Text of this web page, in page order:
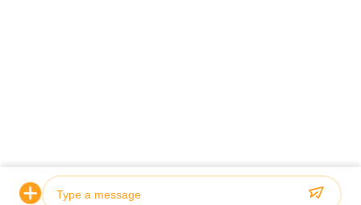
© 2026 Shenzhen Atnj Communication Technology Co., Ltd.. All Rights